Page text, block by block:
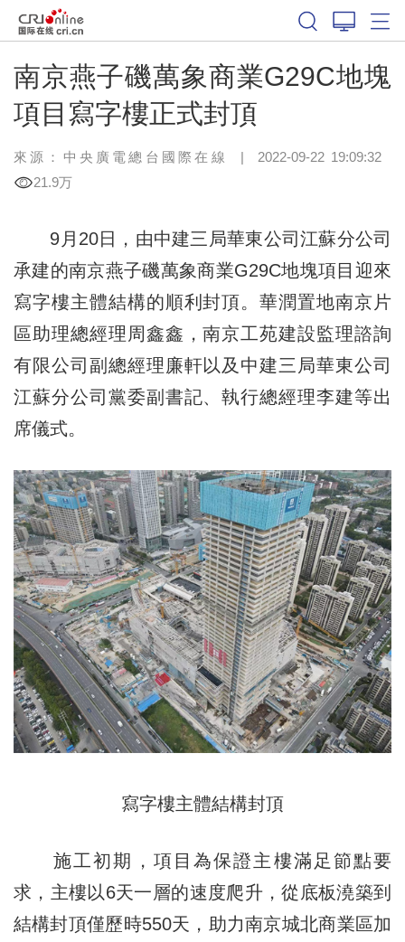
南京燕子磯萬象商業G29C地塊
項目寫字樓正式封頂
來源：中央廣電總台國際在線 | 2022-09-22 19:09:32
21.9万
9月20日，由中建三局華東公司江蘇分公司
承建的南京燕子磯萬象商業G29C地塊項目迎來
寫字樓主體結構的順利封頂。華潤置地南京片
區助理總經理周鑫鑫，南京工苑建設監理諮詢
有限公司副總經理廉軒以及中建三局華東公司
江蘇分公司黨委副書記、執行總經理李建等出
席儀式。
寫字樓主體結構封頂
施工初期，項目為保證主樓滿足節點要
求，主樓以6天一層的速度爬升，從底板澆築到
結構封頂僅歷時550天，助力南京城北商業區加